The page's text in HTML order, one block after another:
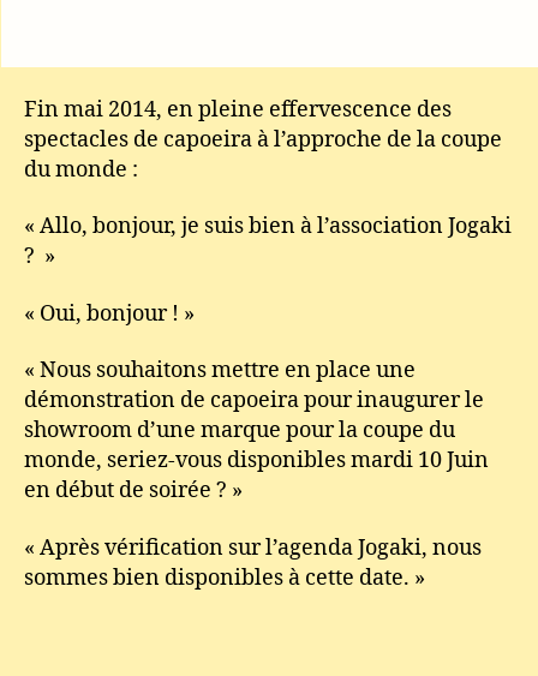
Fin mai 2014, en pleine effervescence des
spectacles de capoeira à l’approche de la coupe
du monde :
« Allo, bonjour, je suis bien à l’association Jogaki
? »
« Oui, bonjour ! »
« Nous souhaitons mettre en place une
démonstration de capoeira pour inaugurer le
showroom d’une marque pour la coupe du
monde, seriez-vous disponibles mardi 10 Juin
en début de soirée ? »
« Après vérification sur l’agenda Jogaki, nous
sommes bien disponibles à cette date. »